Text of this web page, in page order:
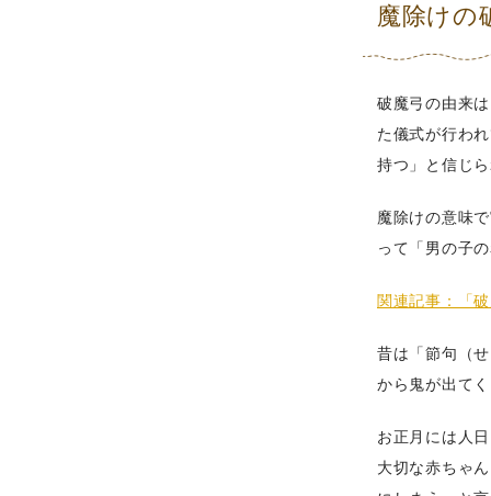
魔除けの
破魔弓の由来
た儀式が行わ
持つ」と信じ
魔除けの意味
って「男の子
関連記事：「
昔は「節句（
から鬼が出て
お正月には人
大切な赤ちゃ